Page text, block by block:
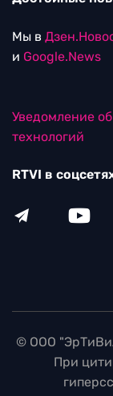
Мы в
и Google.News
Уведомление
технологий
RTVI в
© ООО
При